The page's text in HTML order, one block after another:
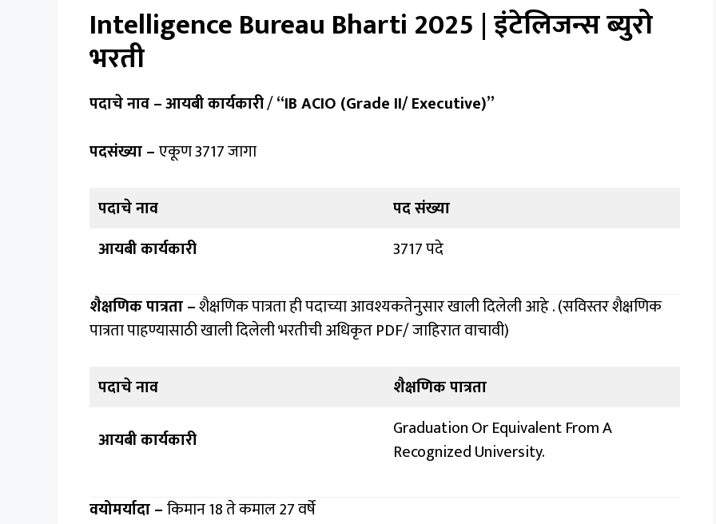
Intelligence Bureau Bharti 2025 | इंटेलिजन्स ब्युरो
भरती
पदाचे नाव –आयबी कार्यकारी/“IB ACIO (Grade II/ Executive)”
पदसंख्या –एकूण 3717 जागा
पदाचे नाव
पद संख्या
आयबी कार्यकारी
3717 पदे
शैक्षणिक पात्रता –शैक्षणिक पात्रता ही पदाच्या आवश्यकतेनुसार खाली दिलेली आहे . (सविस्तर शैक्षणिक
पात्रता पाहण्यासाठी खाली दिलेली भरतीची अधिकृत PDF/ जाहिरात वाचावी)
पदाचे नाव
शैक्षणिक पात्रता
आयबी कार्यकारी
Graduation Or Equivalent From A
Recognized University.
वयोमर्यादा –किमान 18 ते कमाल 27 वर्षे